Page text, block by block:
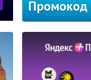
Промокод